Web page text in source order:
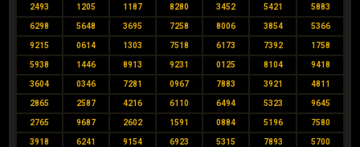
2493 1205 1187 8280 3452 5421 5883
6298 5648 3695 7258 8006 3854 5366
9215 0614 1303 7518 6173 7392 1758
5938 1446 8913 9231 0125 8104 9418
3604 0346 7281 0967 7883 3921 4811
2865 2587 4216 6110 6494 5323 9645
2765 9687 2602 1591 0884 5196 7580
3918 6241 9154 6923 5315 7893 5700